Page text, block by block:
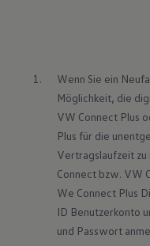
Wenn Sie ein
Möglichkeit, die
VW Connect Plus
Plus für die
Vertragslaufzeit zu
Connect bzw. VW
We Connect Plus
ID Benutzerkonto
und Passwort